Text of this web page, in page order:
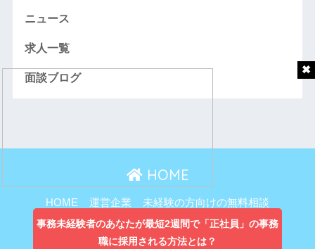
ニュース
求人一覧
面談ブログ
HOME
HOME 運営企業
未経験の方向けの無料相談
主婦向け無料相談
プライバシーポリシー
事務未経験者のあなたが最短2週間で「正社員」の事務
職に採用される方法とは？